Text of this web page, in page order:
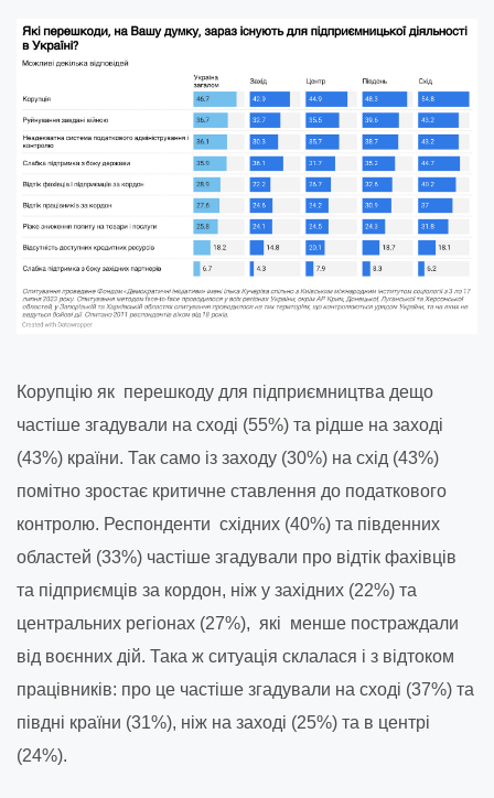
Корупцію як перешкоду для підприємництва дещо
частіше згадували на сході (55%) та рідше на заході
(43%) країни. Так само із заходу (30%) на схід (43%)
помітно зростає критичне ставлення до податкового
контролю. Респонденти східних (40%) та південних
областей (33%) частіше згадували про відтік фахівців
та підприємців за кордон, ніж у західних (22%) та
центральних регіонах (27%), які менше постраждали
від воєнних дій. Така ж ситуація склалася і з відтоком
працівників: про це частіше згадували на сході (37%) та
півдні країни (31%), ніж на заході (25%) та в центрі
(24%).